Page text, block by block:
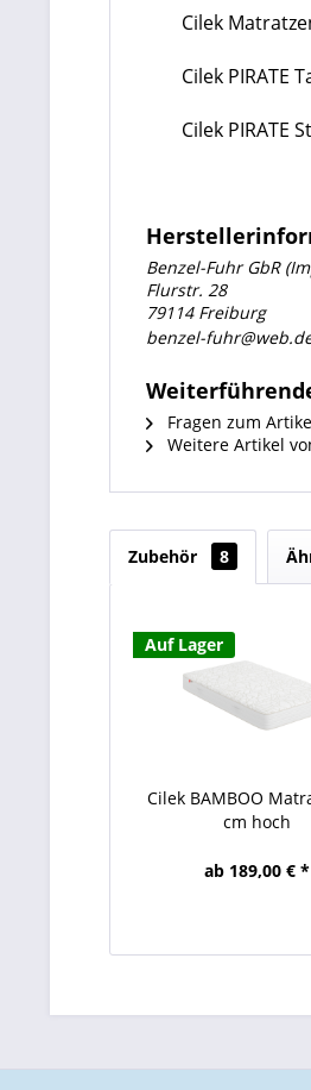
Cilek
Cilek PIRATE
Cilek PIRATE
Benzel-Fuhr GbR
Flurstr. 28
79114 Freiburg
benzel-
Fragen zum
Weitere Artikel
Zubehör 8
Auf Lager
Cilek BAMBOO
cm hoch
ab 189,00 € *